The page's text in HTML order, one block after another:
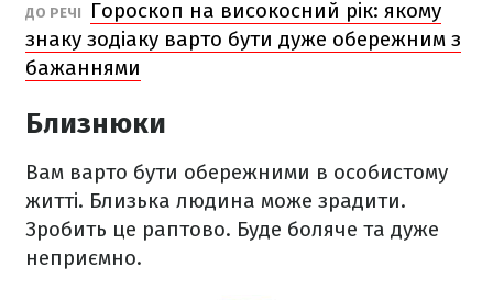
ДО РЕЧІ
Гороскоп на високосний рік: якому
знаку зодіаку варто бути дуже обережним з
бажаннями
Близнюки
Вам варто бути обережними в особистому
житті. Близька людина може зрадити.
Зробить це раптово. Буде боляче та дуже
неприємно.